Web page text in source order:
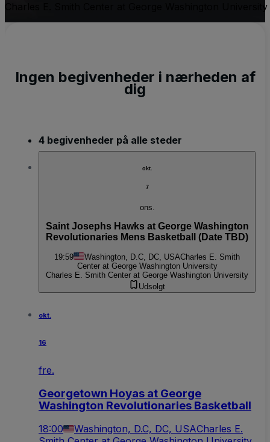
Charles E. Smith Center at George Washington University
Ingen begivenheder i nærheden af
dig
4 begivenheder på alle steder
okt.
7
ons.
Saint Josephs Hawks at George Washington
Revolutionaries Mens Basketball (Date TBD)
19:59 Washington, D.C, DC, USACharles E. Smith
Center at George Washington University
Charles E. Smith Center at George Washington University
Udsolgt
okt.
16
fre.
Georgetown Hoyas at George
Washington Revolutionaries Basketball
18:00 Washington, D.C, DC, USACharles E.